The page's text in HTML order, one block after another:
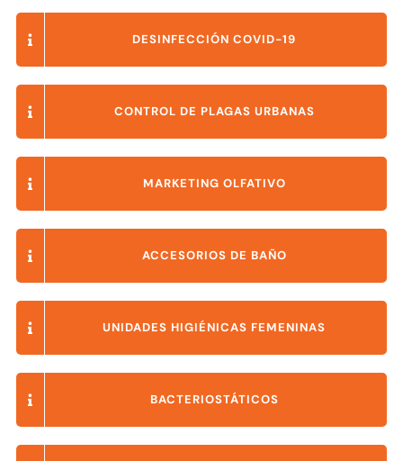
DESINFECCIÓN COVID-19
CONTROL DE PLAGAS URBANAS
MARKETING OLFATIVO
ACCESORIOS DE BAÑO
UNIDADES HIGIÉNICAS FEMENINAS
BACTERIOSTÁTICOS